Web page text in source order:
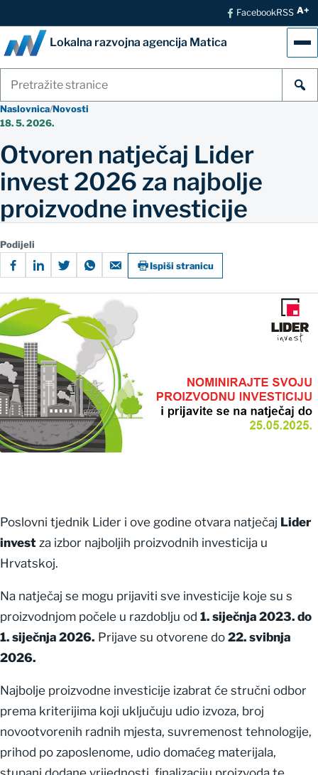
FacebookRSS A+
Lokalna razvojna agencija Matica
Naslovnica/Novosti
18. 5. 2026.
Otvoren natječaj Lider
invest 2026 za najbolje
proizvodne investicije
Podijeli
Ispiši stranicu
Poslovni tjednik Lider i ove godine otvara natječaj Lider
invest za izbor najboljih proizvodnih investicija u
Hrvatskoj.
Na natječaj se mogu prijaviti sve investicije koje su s
proizvodnjom počele u razdoblju od 1. siječnja 2023. do
1. siječnja 2026. Prijave su otvorene do 22. svibnja
2026.
Najbolje proizvodne investicije izabrat će stručni odbor
prema kriterijima koji uključuju udio izvoza, broj
novootvorenih radnih mjesta, suvremenost tehnologije,
prihod po zaposlenome, udio domaćeg materijala,